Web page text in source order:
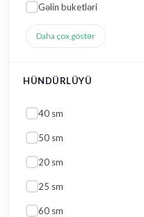
Gəlin buketləri
Daha çox göstər
HÜNDÜRLÜYÜ
40 sm
50 sm
20 sm
25 sm
60 sm